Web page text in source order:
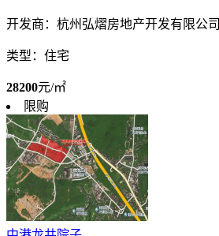
开发商：杭州弘熠房地产开发有限公司
类型：住宅
28200元/㎡
限购